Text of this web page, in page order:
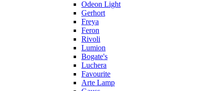
Odeon Light
Gerhort
Freya
Feron
Rivoli
Lumion
Bogate's
Luchera
Favourite
Arte Lamp